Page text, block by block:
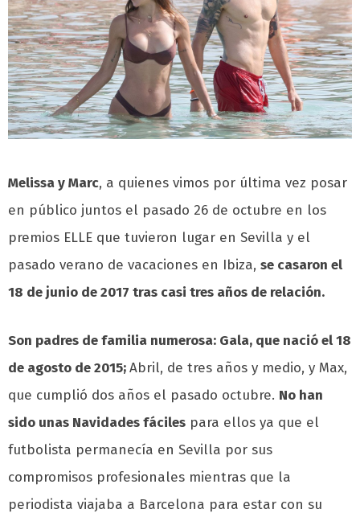
Melissa y Marc, a quienes vimos por última vez posar
en público juntos el pasado 26 de octubre en los
premios ELLE que tuvieron lugar en Sevilla y el
pasado verano de vacaciones en Ibiza, se casaron el
18 de junio de 2017 tras casi tres años de relación.
Son padres de familia numerosa: Gala, que nació el 18
de agosto de 2015;Abril, de tres años y medio, y Max,
que cumplió dos años el pasado octubre. No han
sido unas Navidades fáciles para ellos ya que el
futbolista permanecía en Sevilla por sus
compromisos profesionales mientras que la
periodista viajaba a Barcelona para estar con su